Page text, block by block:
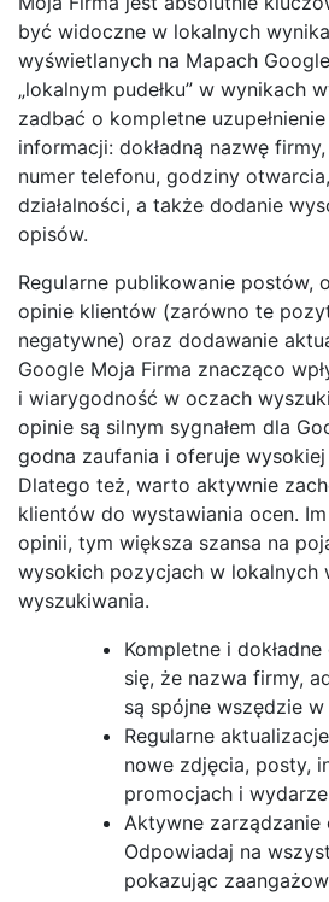
być widoczne w lokalnych
wyświetlanych na Mapach
„lokalnym pudełku” w wynikach
zadbać o kompletne
informacji: dokładną nazwę
numer telefonu, godziny
działalności, a także dodanie
opisów.
Regularne publikowanie postów,
opinie klientów (zarówno te
negatywne) oraz dodawanie
Google Moja Firma znacząco
i wiarygodność w oczach
opinie są silnym sygnałem dla
godna zaufania i oferuje wysokiej
Dlatego też, warto aktywnie
klientów do wystawiania ocen.
opinii, tym większa szansa na
wysokich pozycjach w lokalnych
wyszukiwania.
Kompletne i
się, że nazwa firmy,
są spójne wszędzie
Regularne
nowe zdjęcia, posty,
promocjach i
Aktywne zarządzanie
Odpowiadaj na
pokazując